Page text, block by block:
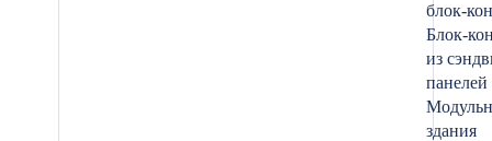
блок-
Блок-
из
панелей
здания